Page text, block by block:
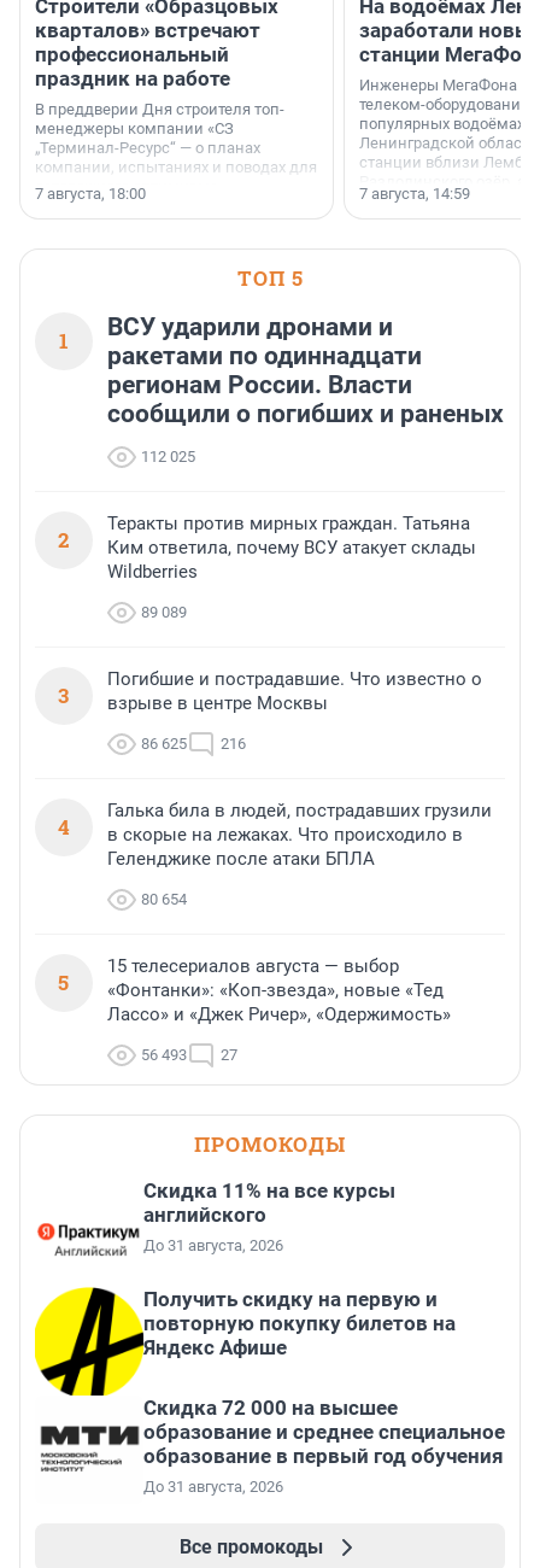
Строители «Образцовых
кварталов» встречают
профессиональный
праздник на работе
В преддверии Дня строителя топ-
менеджеры компании «СЗ
„Терминал-Ресурс“ — о планах
компании, испытаниях и поводах для
осторожного оптимизма.
7 августа, 18:00
На водоёмах
заработали
станции
Инженеры МегаФона
телеком-оборудование
популярных водоёмах
Ленинградской
станции вблизи
недалеко от Большого
водопада.
7 августа, 14:59
ТОП 5
1
ВСУ ударили дронами и
ракетами по одиннадцати
регионам России. Власти
сообщили о погибших и раненых
112 025
2
Теракты против мирных граждан. Татьяна
Ким ответила, почему ВСУ атакует склады
Wildberries
89 089
3
Погибшие и пострадавшие. Что известно о
взрыве в центре Москвы
86 625 216
4
Галька била в людей, пострадавших грузили
в скорые на лежаках. Что происходило в
Геленджике после атаки БПЛА
80 654
5
15 телесериалов августа — выбор
«Фонтанки»: «Коп-звезда», новые «Тед
Лассо» и «Джек Ричер», «Одержимость»
56 493 27
ПРОМОКОДЫ
Скидка 11% на все курсы
английского
До 31 августа, 2026
Получить скидку на первую и
повторную покупку билетов на
Яндекс Афише
Скидка 72 000 на высшее
образование и среднее специальное
образование в первый год обучения
До 31 августа, 2026
Все промокоды